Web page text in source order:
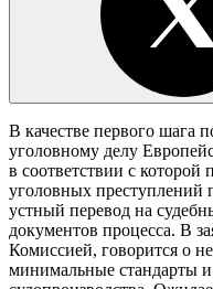
В качестве первого шага
уголовному делу
в соответствии с
уголовных преступлений
устный перевод на
документов процесса. В
Комиссией, говорится о
минимальные стандарты